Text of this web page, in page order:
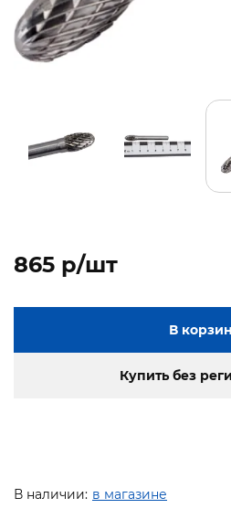
865 p/шт
В
Купить без
В наличии: в магазине